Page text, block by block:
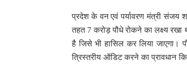
प्रदेश के वन एवं पर्यावरण मंत्री संजय
तहत 7 करोड़ पौधे रोकने का लक्ष्य रखा
है जिसे भी हासिल कर लिया जाएगा।
त्रिस्तरीय ऑडिट करने का प्रावधान